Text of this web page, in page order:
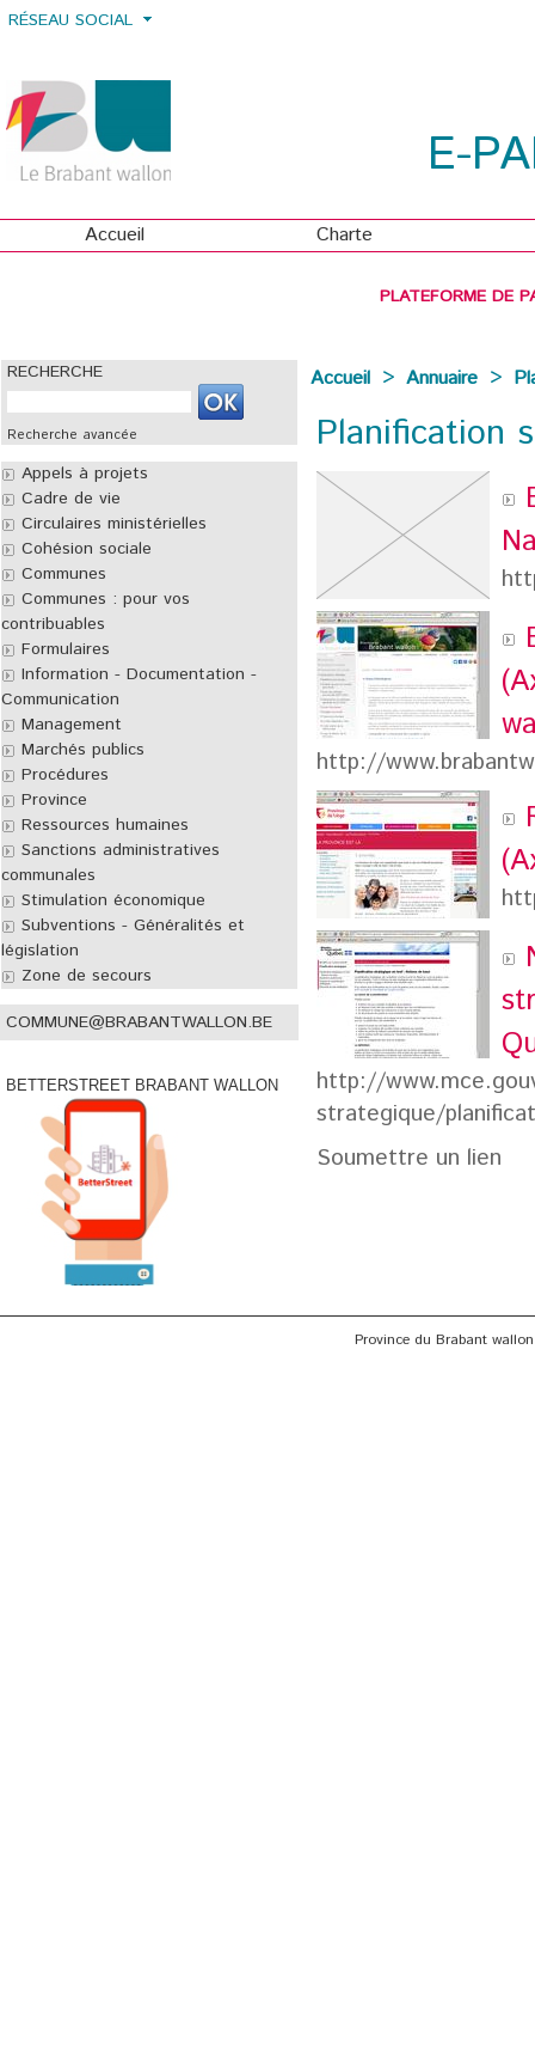
RÉSEAU SOCIAL
E-
Accueil Charte
PLATEFORME DE
RECHERCHE
Recherche avancée
Appels à projets
Cadre de vie
Circulaires ministérielles
Cohésion sociale
Communes
Communes : pour vos
contribuables
Formulaires
Information - Documentation -
Communication
Management
Marchés publics
Procédures
Province
Ressources humaines
Sanctions administratives
communales
Stimulation économique
Subventions - Généralités et
législation
Zone de secours
COMMUNE@BRABANTWALLON.BE
BETTERSTREET BRABANT WALLON
Accueil > Annuaire >
Planification
http://
http://
strategique/
Soumettre un lien
Province du Brabant